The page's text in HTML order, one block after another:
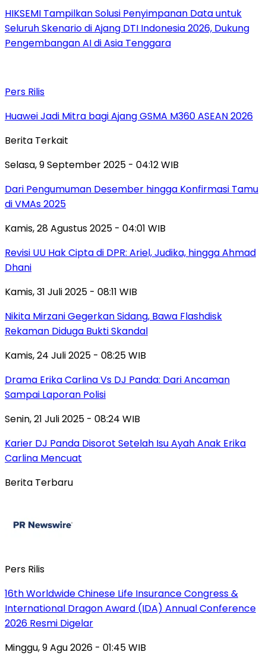
HIKSEMI Tampilkan Solusi Penyimpanan Data untuk
Seluruh Skenario di Ajang DTI Indonesia 2026, Dukung
Pengembangan AI di Asia Tenggara
Pers Rilis
Huawei Jadi Mitra bagi Ajang GSMA M360 ASEAN 2026
Berita Terkait
Selasa, 9 September 2025 - 04:12 WIB
Dari Pengumuman Desember hingga Konfirmasi Tamu
di VMAs 2025
Kamis, 28 Agustus 2025 - 04:01 WIB
Revisi UU Hak Cipta di DPR: Ariel, Judika, hingga Ahmad
Dhani
Kamis, 31 Juli 2025 - 08:11 WIB
Nikita Mirzani Gegerkan Sidang, Bawa Flashdisk
Rekaman Diduga Bukti Skandal
Kamis, 24 Juli 2025 - 08:25 WIB
Drama Erika Carlina Vs DJ Panda: Dari Ancaman
Sampai Laporan Polisi
Senin, 21 Juli 2025 - 08:24 WIB
Karier DJ Panda Disorot Setelah Isu Ayah Anak Erika
Carlina Mencuat
Berita Terbaru
Pers Rilis
16th Worldwide Chinese Life Insurance Congress &
International Dragon Award (IDA) Annual Conference
2026 Resmi Digelar
Minggu, 9 Agu 2026 - 01:45 WIB